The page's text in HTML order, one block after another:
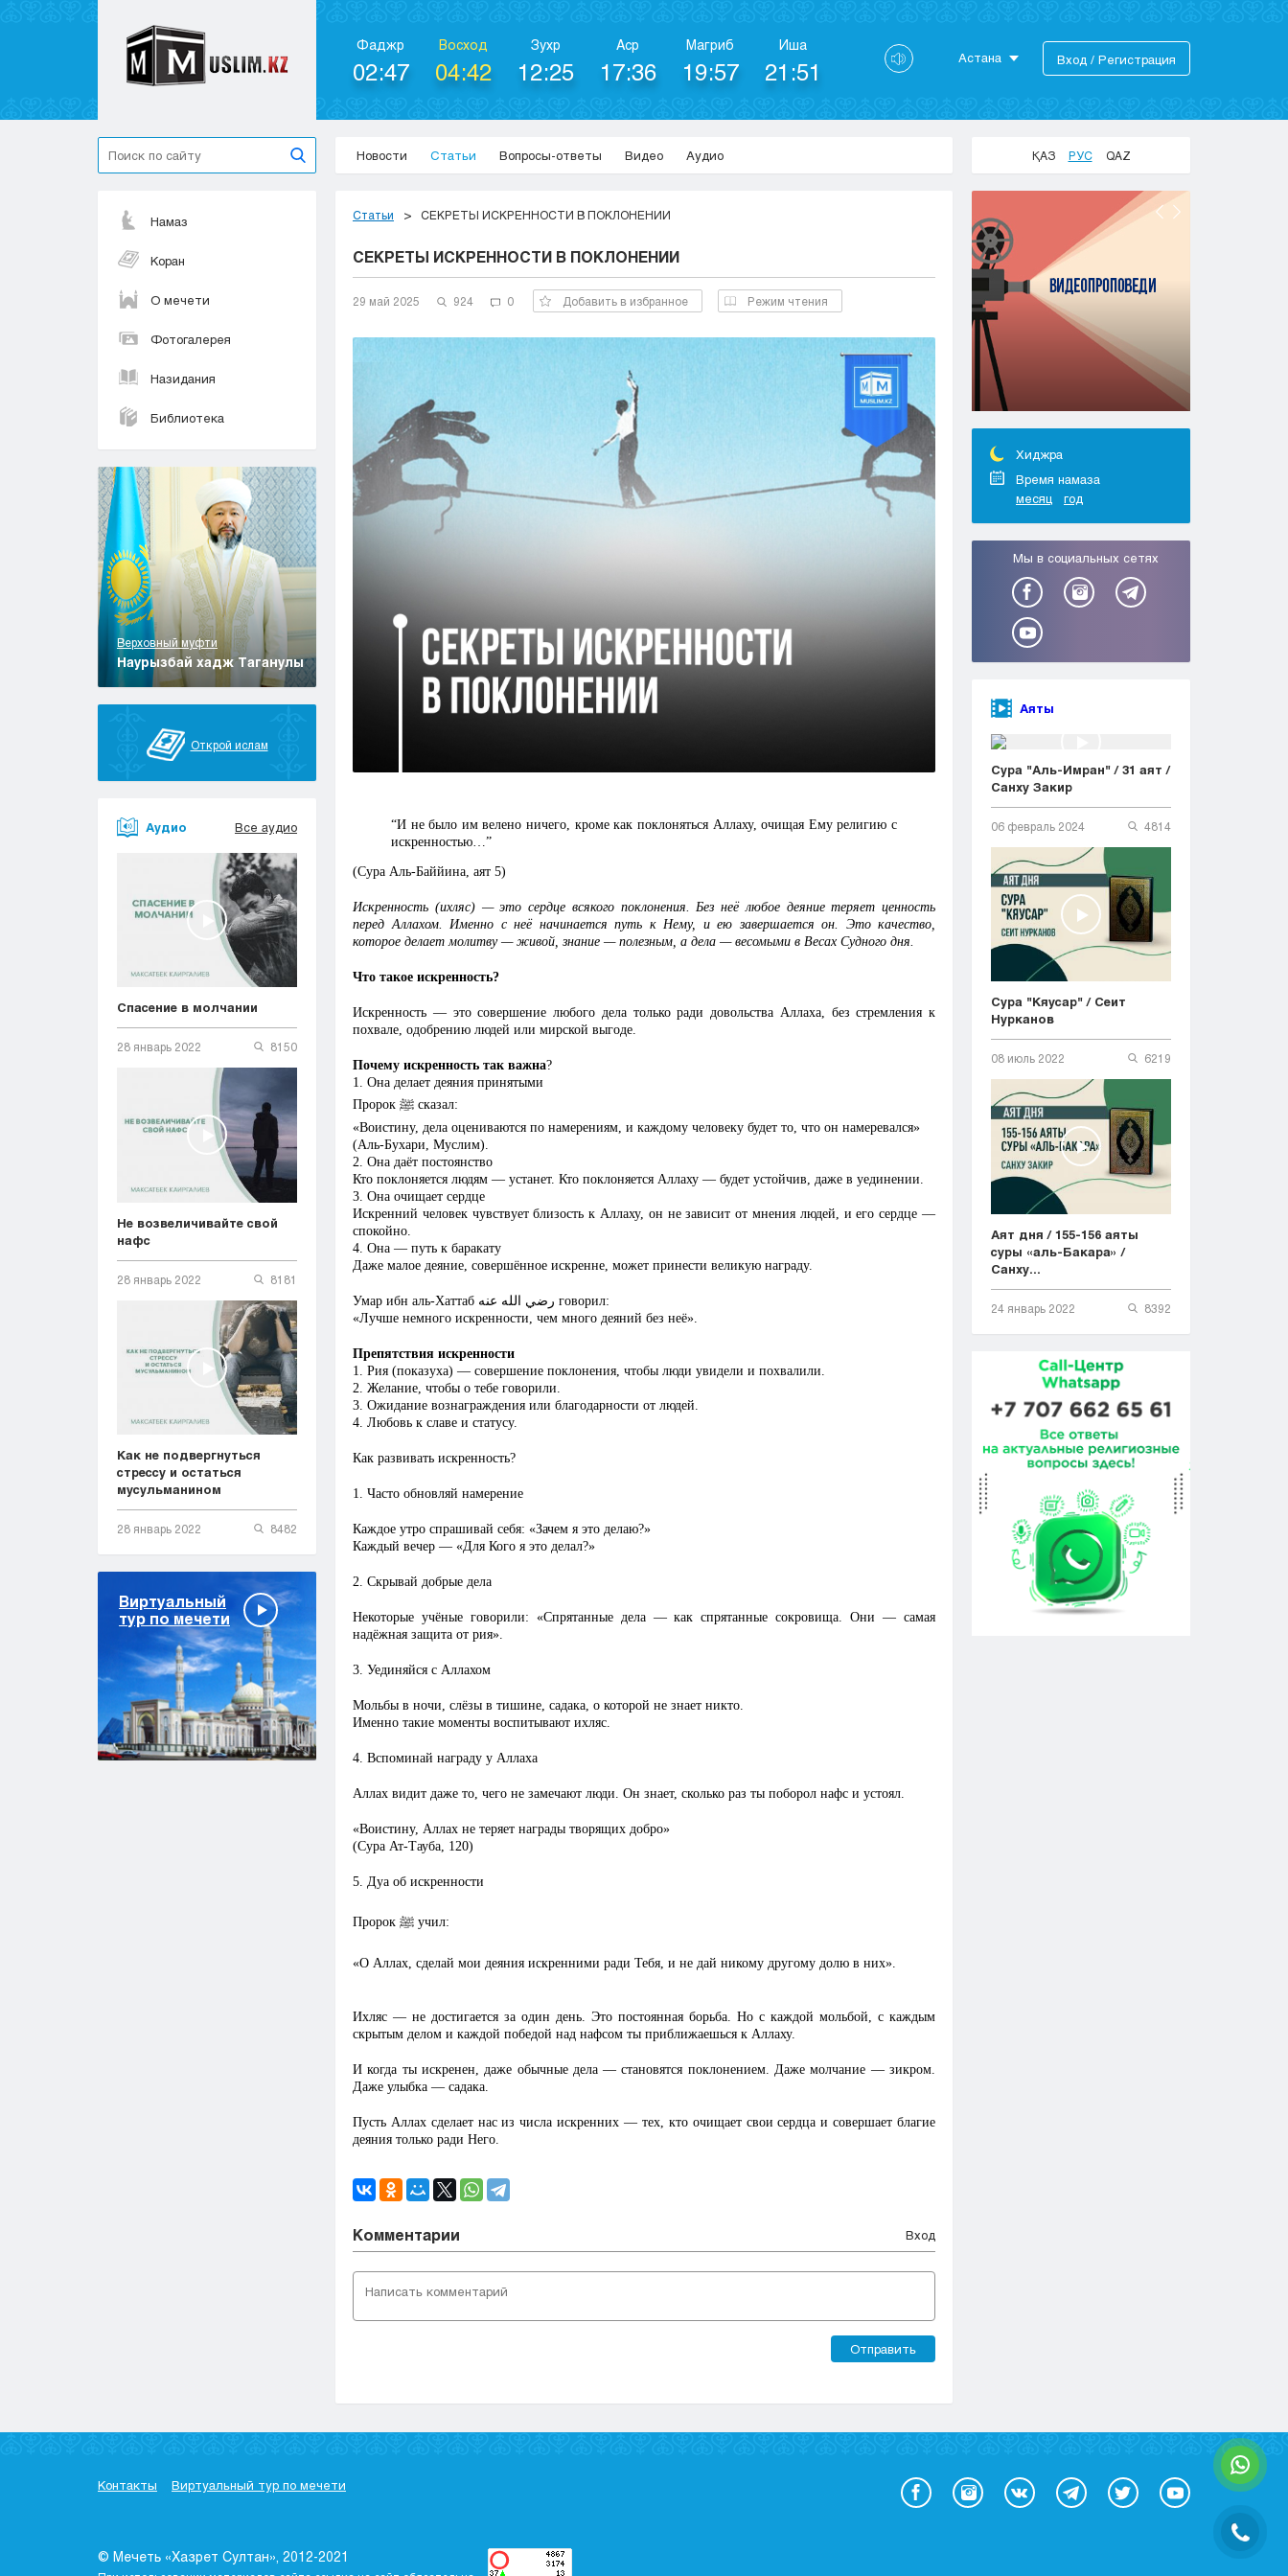
Фаджр
02:47
Восход
04:42
Зухр
12:25
Аср
17:36
Магриб
19:57
Иша
21:51 Астана
Актобе
Жезказган
Караганда
Кокшетау
Костанай
Кызылорда
Павлодар
Петропавловск
Талдыкорган
Тараз
Туркестан
Усть-Каменогорск
Шымкент
Вход / Регистрация
Новости Статьи Вопросы-ответы Видео Аудио ҚАЗ РУС QAZ
Намаз
Коран
О мечети
Фотогалерея
Назидания
Библиотека
Верховный муфти
Наурызбай хадж Таганулы
Открой ислам
Аудио Все аудио
Спасение в молчании
28 январь 2022 8150
Не возвеличивайте свой
нафс
28 январь 2022 8181
Как не подвергнуться
стрессу и остаться
мусульманином
28 январь 2022 8482
Виртуальный
тур по мечети
Статьи СЕКРЕТЫ ИСКРЕННОСТИ В ПОКЛОНЕНИИ
СЕКРЕТЫ ИСКРЕННОСТИ В ПОКЛОНЕНИИ
29 май 2025 924 0 Добавить в избранное Режим чтения
“И не было им велено ничего, кроме как поклоняться Аллаху, очищая Ему религию с
искренностью…”
(Сура Аль-Баййина, аят 5)
Искренность (ихляс) — это сердце всякого поклонения. Без неё любое деяние теряет ценность
перед Аллахом. Именно с неё начинается путь к Нему, и ею завершается он. Это качество,
которое делает молитву — живой, знание — полезным, а дела — весомыми в Весах Судного дня.
Что такое искренность?
Искренность — это совершение любого дела только ради довольства Аллаха, без стремления к
похвале, одобрению людей или мирской выгоде.
Почему искренность так важна?
1.
Она делает деяния принятыми
Пророк ﷺ сказал:
«Воистину, дела оцениваются по намерениям, и каждому человеку будет то, что он намеревался»
(Аль-Бухари, Муслим).
2. Она даёт постоянство
Кто поклоняется людям — устанет. Кто поклоняется Аллаху — будет устойчив, даже в уединении.
3. Она очищает сердце
Искренний человек чувствует близость к Аллаху, он не зависит от мнения людей, и его сердце —
спокойно.
4. Она — путь к баракату
Даже малое деяние, совершённое искренне, может принести великую награду.
Умар ибн аль-Хаттаб رضي الله عنه
говорил:
«Лучше немного искренности, чем много деяний без неё».
Препятствия искренности
1.
Рия (показуха) — совершение поклонения, чтобы люди увидели и похвалили.
2. Желание, чтобы о тебе говорили.
3. Ожидание вознаграждения или благодарности от людей.
4. Любовь к славе и статусу.
Как развивать искренность?
1. Часто обновляй намерение
Каждое утро спрашивай себя: «Зачем я это делаю?»
Каждый вечер — «Для Кого я это делал?»
2. Скрывай добрые дела
Некоторые учёные говорили: «Спрятанные дела — как спрятанные сокровища. Они — самая
надёжная защита от рия».
3. Уединяйся с Аллахом
Мольбы в ночи, слёзы в тишине, садака, о которой не знает никто.
Именно такие моменты воспитывают ихляс.
4. Вспоминай награду у Аллаха
Аллах видит даже то, чего не замечают люди. Он знает, сколько раз ты поборол нафс и устоял.
«Воистину, Аллах не теряет награды творящих добро»
(Сура Ат-Тауба, 120)
5. Дуа об искренности
Пророк ﷺ учил:
«О Аллах, сделай мои деяния искренними ради Тебя, и не дай никому другому долю в них».
Ихляс — не достигается за один день. Это постоянная борьба. Но с каждой мольбой, с каждым
скрытым делом и каждой победой над нафсом ты приближаешься к Аллаху.
И когда ты искренен, даже обычные дела — становятся поклонением. Даже молчание — зикром.
Даже улыбка — садака.
Пусть Аллах сделает нас из числа искренних — тех, кто очищает свои сердца и совершает благие
деяния только ради Него.
Комментарии Вход
Отправить
Хиджра
Время намаза
месяц
год
Мы в социальных сетях
Аяты
Сура "Аль-Имран" / 31 аят /
Санху Закир
06 февраль 2024 4814
Сура "Кяусар" / Сеит
Нурканов
08 июль 2022 6219
Аят дня / 155-156 аяты
суры «аль-Бакара» /
Санху...
24 январь 2022 8392
Контакты Виртуальный тур по мечети
© Мечеть «Хазрет Султан», 2012-2021